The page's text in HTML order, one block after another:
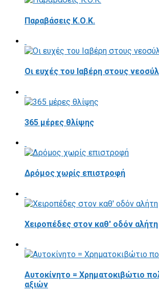
Παραβάσεις Κ.Ο.Κ.
Οι ευχές του Ιαβέρη στους
365 μέρες θλίψης
Δρόμος χωρίς επιστροφή
Χειροπέδες στον καθ' οδόν αλήτη
Αυτοκίνητο = Χρηματοκιβώτιο
αξιών